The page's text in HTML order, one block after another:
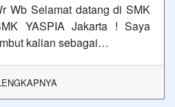
Wb Selamat datang di SMK
YASPIA Jakarta ! Saya
kalian sebagai…